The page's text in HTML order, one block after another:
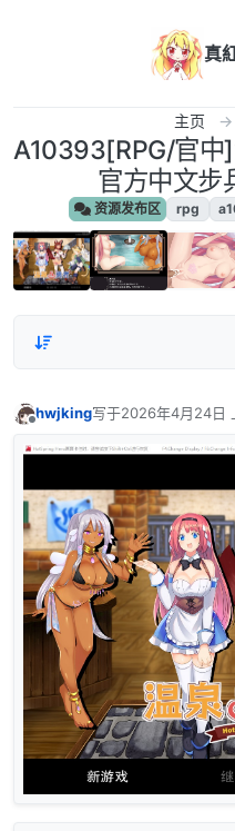
真
主页
A10393[RPG/官
官方中文步
资源发布区 rpg
hwjking写于2026年4月24日
最后由 编辑